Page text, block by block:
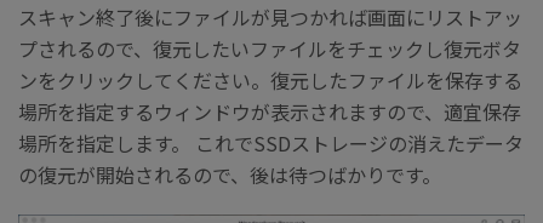
スキャン終了後にファイルが見つかれば画面にリストアッ
プされるので、復元したいファイルをチェックし復元ボタ
ンをクリックしてください。復元したファイルを保存する
場所を指定するウィンドウが表示されますので、適宜保存
場所を指定します。 これでSSDストレージの消えたデータ
の復元が開始されるので、後は待つばかりです。